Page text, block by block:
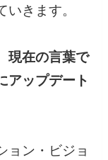
きます。
現在の言葉で
アップデート
ョン・ビジョ